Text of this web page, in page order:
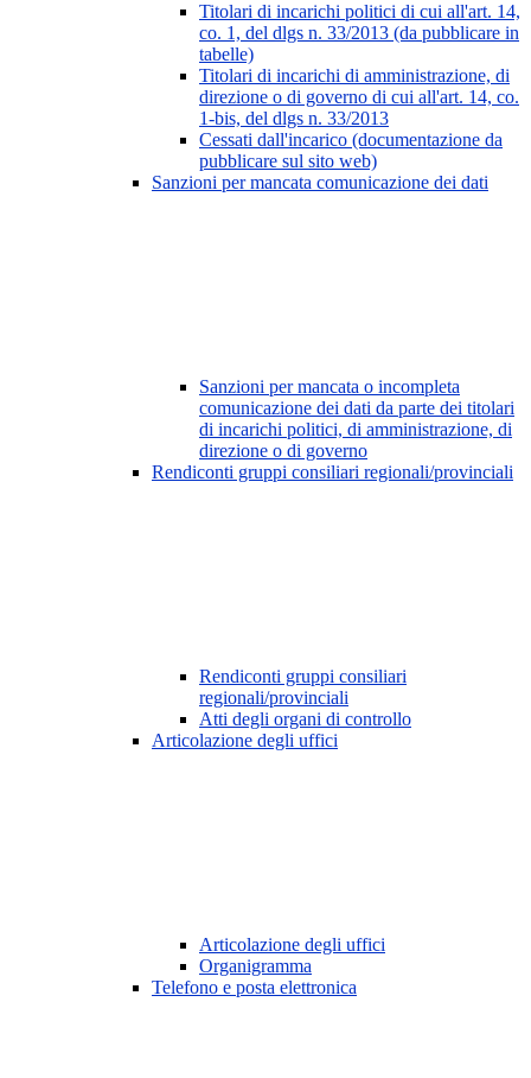
Titolari di incarichi politici di cui all'art. 14,
co. 1, del dlgs n. 33/2013 (da pubblicare in
tabelle)
Titolari di incarichi di amministrazione, di
direzione o di governo di cui all'art. 14, co.
1-bis, del dlgs n. 33/2013
Cessati dall'incarico (documentazione da
pubblicare sul sito web)
Sanzioni per mancata comunicazione dei dati
Sanzioni per mancata o incompleta
comunicazione dei dati da parte dei titolari
di incarichi politici, di amministrazione, di
direzione o di governo
Rendiconti gruppi consiliari regionali/provinciali
Rendiconti gruppi consiliari
regionali/provinciali
Atti degli organi di controllo
Articolazione degli uffici
Articolazione degli uffici
Organigramma
Telefono e posta elettronica